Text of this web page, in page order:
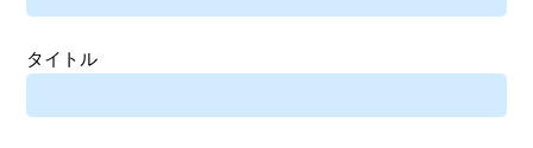
タイトル